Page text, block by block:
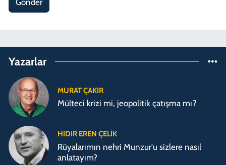
Gönder
Yazarlar
MURAT ÇAKIR
Mülteci krizi mi, jeopolitik çatışma mı?
HIDIR EREN ÇELIK
Rüyalarımın nehri Munzur'u sizlere nasıl
anlatayım?